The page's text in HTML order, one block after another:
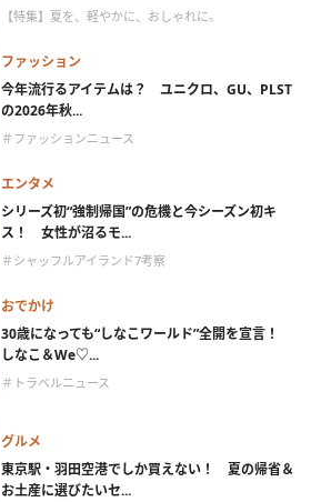
【特集】夏を、軽やかに、おしゃれに。
ファッション
今年流行るアイテムは？ ユニクロ、GU、PLST
の2026年秋...
＃ファッションニュース
エンタメ
シリーズ初“強制帰国”の危機と今シーズン初キ
ス！ 女性が沼るモ...
＃シャッフルアイランド7考察
おでかけ
30歳になっても“しなこワールド”全開を宣言！
しなこ＆We♡...
＃トラベルニュース
グルメ
東京駅・羽田空港でしか買えない！ 夏の帰省＆
お土産に選びたいセ...